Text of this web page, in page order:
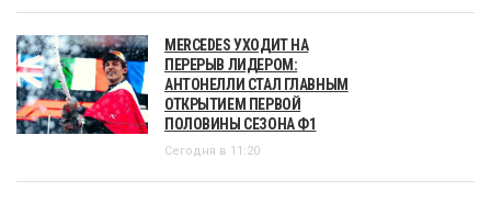
MERCEDES УХОДИТ НА
ПЕРЕРЫВ ЛИДЕРОМ:
АНТОНЕЛЛИ СТАЛ ГЛАВНЫМ
ОТКРЫТИЕМ ПЕРВОЙ
ПОЛОВИНЫ СЕЗОНА Ф1
Сегодня в 11:20